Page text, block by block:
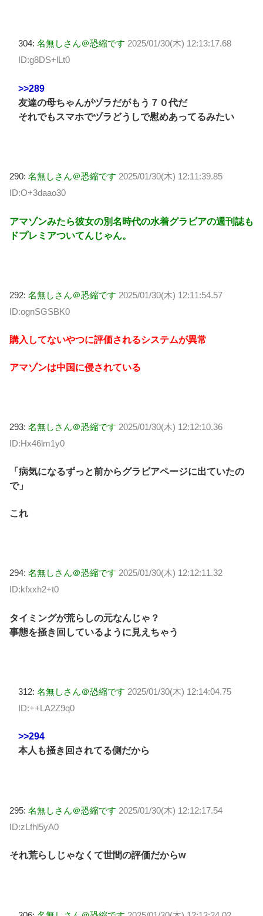
304: 名無しさん＠恐縮です 2025/01/30(木) 12:13:17.68
ID:g8DS+lLt0
>>289
友達の母ちゃんがヅラだがもう７０代だ
それでもスマホでヅラどうしで慰めあってるみたい
290: 名無しさん＠恐縮です 2025/01/30(木) 12:11:39.85
ID:O+3daao30
アマゾンみたら彼女の別名時代の水着グラビアの週刊誌も
ドプレミアついてんじゃん。
292: 名無しさん＠恐縮です 2025/01/30(木) 12:11:54.57
ID:ognSGSBK0
購入してないやつに評価されるシステムが異常
アマゾンは中国に侵されている
293: 名無しさん＠恐縮です 2025/01/30(木) 12:12:10.36
ID:Hx46lm1y0
「病気になるずっと前からグラビアページに出ていたの
で」
これ
294: 名無しさん＠恐縮です 2025/01/30(木) 12:12:11.32
ID:kfxxh2+t0
タイミングが荒らしの元なんじゃ？
事態を掻き回しているように見えちゃう
312: 名無しさん＠恐縮です 2025/01/30(木) 12:14:04.75
ID:++LA2Z9q0
>>294
本人も掻き回されてる側だから
295: 名無しさん＠恐縮です 2025/01/30(木) 12:12:17.54
ID:zLfhl5yA0
それ荒らしじゃなくて世間の評価だからw